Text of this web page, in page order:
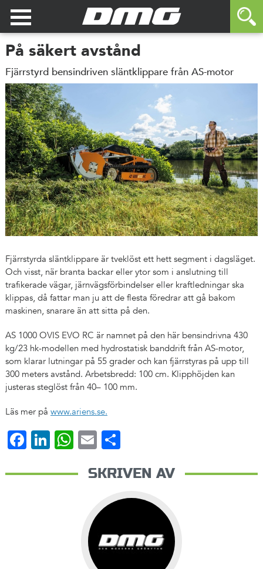
På säkert avstånd
Fjärrstyrd bensindriven släntklippare från AS-motor
Fjärrstyrda släntklippare är tveklöst ett hett segment i dagsläget.
Och visst, när branta backar eller ytor som i anslutning till
trafikerade vägar, järnvägsförbindelser eller kraftledningar ska
klippas, då fattar man ju att de flesta föredrar att gå bakom
maskinen, snarare än att sitta på den.
AS 1000 OVIS EVO RC är namnet på den här bensindrivna 430
kg/23 hk-modellen med hydrostatisk banddrift från AS-motor,
som klarar lutningar på 55 grader och kan fjärrstyras på upp till
300 meters avstånd. Arbetsbredd: 100 cm. Klipphöjden kan
justeras steglöst från 40– 100 mm.
Läs mer på www.ariens.se.
Facebook
LinkedIn
WhatsApp
EmailDela
SKRIVEN AV